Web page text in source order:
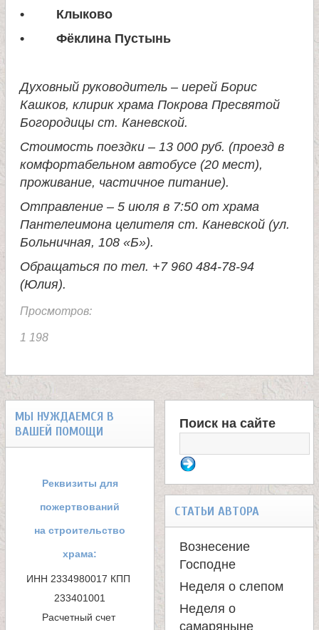
и
а
и
ц
л
и
л
я
• Клыково
• Фёклина Пустынь
Духовный руководитель – иерей Борис
Кашков, клирик храма Покрова Пресвятой
Богородицы ст. Каневской.
Стоимость поездки – 13 000 руб. (проезд в
комфортабельном автобусе (20 мест),
проживание, частичное питание).
Отправление – 5 июля в 7:50 от храма
Пантелеимона целителя ст. Каневской (ул.
Больничная, 108 «Б»).
Обращаться по тел. +7 960 484-78-94
(Юлия).
Просмотров:
1 198
МЫ НУЖДАЕМСЯ В
ВАШЕЙ ПОМОЩИ
Реквизиты для
пожертвований
на строительство
храма:
ИНН 2334980017 КПП
233401001
Расчетный счет
Ф
о
р
м
а
п
Поиск на сайте
СТАТЬИ АВТОРА
Вознесение
Господне
Неделя о слепом
Неделя о
самаряныне